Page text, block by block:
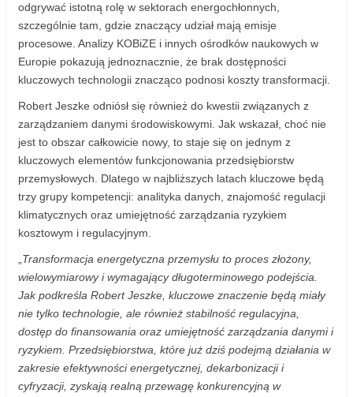
odgrywać istotną rolę w sektorach energochłonnych,
szczególnie tam, gdzie znaczący udział mają emisje
procesowe. Analizy KOBiZE i innych ośrodków naukowych w
Europie pokazują jednoznacznie, że brak dostępności
kluczowych technologii znacząco podnosi koszty transformacji.
Robert Jeszke odniósł się również do kwestii związanych z
zarządzaniem danymi środowiskowymi. Jak wskazał, choć nie
jest to obszar całkowicie nowy, to staje się on jednym z
kluczowych elementów funkcjonowania przedsiębiorstw
przemysłowych. Dlatego w najbliższych latach kluczowe będą
trzy grupy kompetencji: analityka danych, znajomość regulacji
klimatycznych oraz umiejętność zarządzania ryzykiem
kosztowym i regulacyjnym.
Transformacja energetyczna przemysłu to proces złożony,
wielowymiarowy i wymagający długoterminowego podejścia.
Jak podkreśla Robert Jeszke, kluczowe znaczenie będą miały
nie tylko technologie, ale również stabilność regulacyjna,
dostęp do finansowania oraz umiejętność zarządzania danymi i
ryzykiem. Przedsiębiorstwa, które już dziś podejmą działania w
zakresie efektywności energetycznej, dekarbonizacji i
cyfryzacji, zyskają realną przewagę konkurencyjną w